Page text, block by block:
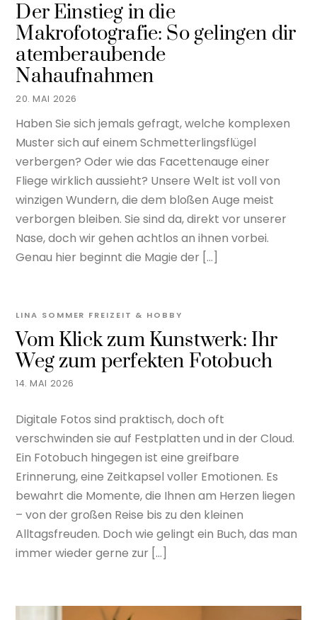
20. MAI 2026
Der Einstieg in die
Makrofotografie: So gelingen dir
atemberaubende
Nahaufnahmen
Haben Sie sich jemals gefragt, welche komplexen
Muster sich auf einem Schmetterlingsflügel
verbergen? Oder wie das Facettenauge einer
Fliege wirklich aussieht? Unsere Welt ist voll von
winzigen Wundern, die dem bloßen Auge meist
verborgen bleiben. Sie sind da, direkt vor unserer
Nase, doch wir gehen achtlos an ihnen vorbei.
Genau hier beginnt die Magie der […]
14. MAI 2026
Vom Klick zum Kunstwerk: Ihr
Weg zum perfekten Fotobuch
LINA SOMMER FREIZEIT & HOBBY
Digitale Fotos sind praktisch, doch oft
verschwinden sie auf Festplatten und in der Cloud.
Ein Fotobuch hingegen ist eine greifbare
Erinnerung, eine Zeitkapsel voller Emotionen. Es
bewahrt die Momente, die Ihnen am Herzen liegen
– von der großen Reise bis zu den kleinen
Alltagsfreuden. Doch wie gelingt ein Buch, das man
immer wieder gerne zur […]